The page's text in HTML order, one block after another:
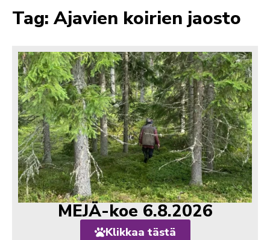
Tag: Ajavien koirien jaosto
MEJÄ-koe 6.8.2026
Klikkaa tästä